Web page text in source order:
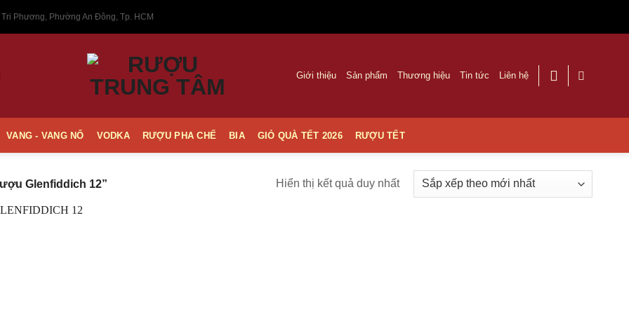
Phương, Phường An Đông, Tp. HCM
Giới thiệu Sản phẩm Thương hiệu Tin tức Liên hệ
VANG - VANG NỔ VODKA RƯỢU PHA CHẾ BIA GIỎ QUÀ TẾT 2026 RƯỢU TẾT
Glenfiddich 12” Hiển thị kết quả duy nhất